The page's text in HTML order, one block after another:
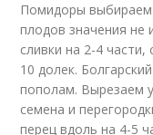
Помидоры
плодов значения
сливки на 2-4
10 долек.
пополам. Вырезаем
семена и
перец вдоль на 4-5